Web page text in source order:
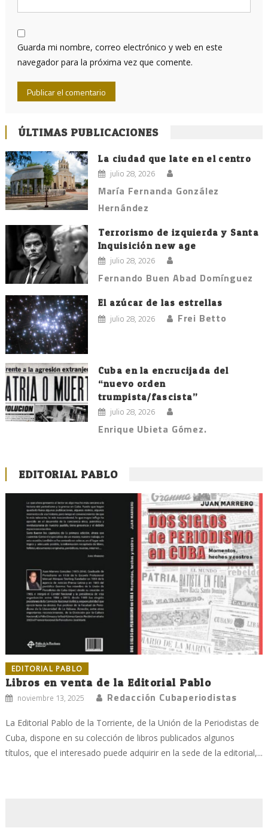
Guarda mi nombre, correo electrónico y web en este
navegador para la próxima vez que comente.
ÚLTIMAS PUBLICACIONES
La ciudad que late en el centro
julio 28, 2026
María Fernanda González
Hernández
Terrorismo de izquierda y Santa
Inquisición new age
julio 28, 2026
Fernando Buen Abad Domínguez
El azúcar de las estrellas
julio 28, 2026 Frei Betto
Cuba en la encrucijada del
“nuevo orden
trumpista/fascista”
julio 28, 2026
Enrique Ubieta Gómez.
EDITORIAL PABLO
EDITORIAL PABLO
Libros en venta de la Editorial Pablo
noviembre 13, 2025 Redacción Cubaperiodistas
La Editorial Pablo de la Torriente, de la Unión de la Periodistas de
Cuba, dispone en su colección de libros publicados algunos
títulos, que el interesado puede adquirir en la sede de la editorial,...